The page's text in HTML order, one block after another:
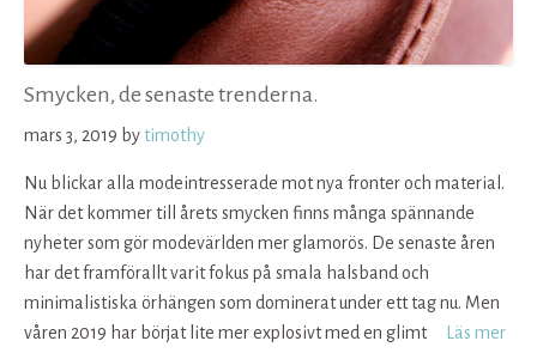
Smycken, de senaste trenderna.
mars 3, 2019 bytimothy
Nu blickar alla modeintresserade mot nya fronter och material.
När det kommer till årets smycken finns många spännande
nyheter som gör modevärlden mer glamorös. De senaste åren
har det framförallt varit fokus på smala halsband och
minimalistiska örhängen som dominerat under ett tag nu. Men
våren 2019 har börjat lite mer explosivt med en glimt
Läs mer